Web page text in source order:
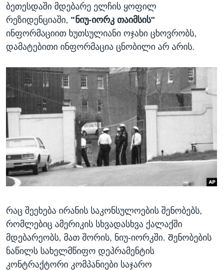
ბეთესდაში მდებარე ელჩის ყოფილ
რეზიდენციაში, "ნიუ-იორკ თაიმსის"
ინფორმაციით ხუთსულიანი ოჯახი ცხოვრობს,
დამატებითი ინფორმაცია ცნობილი არ არის.
რაც შეეხება ირანის საკონსულოების შენობებს,
რომლებიც ამერიკის სხვადასხვა ქალაქში
მდებარეობს, მათ შორის, ნიუ-იორკში. Შენობების
ნაწილს სახელმწიფო დეპრამენტის
კონტრაქტორი კომპანიები საჯარო